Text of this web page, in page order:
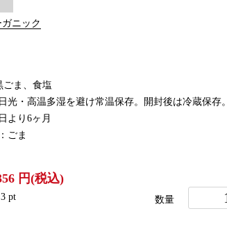
ガニック
ごま、食塩
光・高温多湿を避け常温保存。開封後は冷蔵保存。
より6ヶ月
ごま
円(税込)
pt
数量